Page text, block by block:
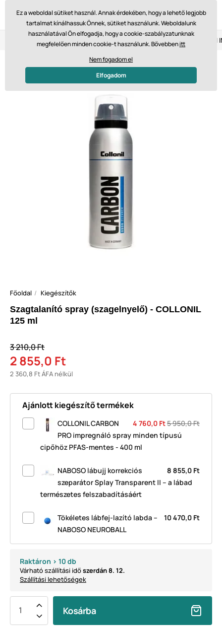
Visszaküldés 14 napon belül Gyors szállítás 61 475 Ft-tól
-11%
Főoldal Kiegészítők
Szagtalanító spray (szagelnyelő) - COLLONIL
125 ml
3 210,0 Ft
2 855,0 Ft
2 360,8 Ft ÁFA nélkül
Ajánlott kiegészítő termékek
4 760,0 Ft5 950,0 Ft
COLLONIL CARBON
PRO impregnáló spray minden típusú
cipőhöz PFAS-mentes - 400 ml
8 855,0 Ft
NABOSO lábujj korrekciós
szeparátor Splay Transparent II – a lábad
természetes felszabadításáért
10 470,0 Ft
Tökéletes lábfej-lazító labda –
NABOSO NEUROBALL
Raktáron > 10 db
Várható szállítási időszerdán 8. 12.
Szállítási lehetőségek
Kosárba
Ez a weboldal sütiket használ. Annak érdekében, hogy a lehető legjobb
tartalmat kínálhassuk Önnek, sütiket használunk. Weboldalunk
használatával Ön elfogadja, hogy a cookie-szabályzatunknak
megfelelően minden cookie-t használunk. Bővebbenitt
Nem fogadom el
Elfogadom